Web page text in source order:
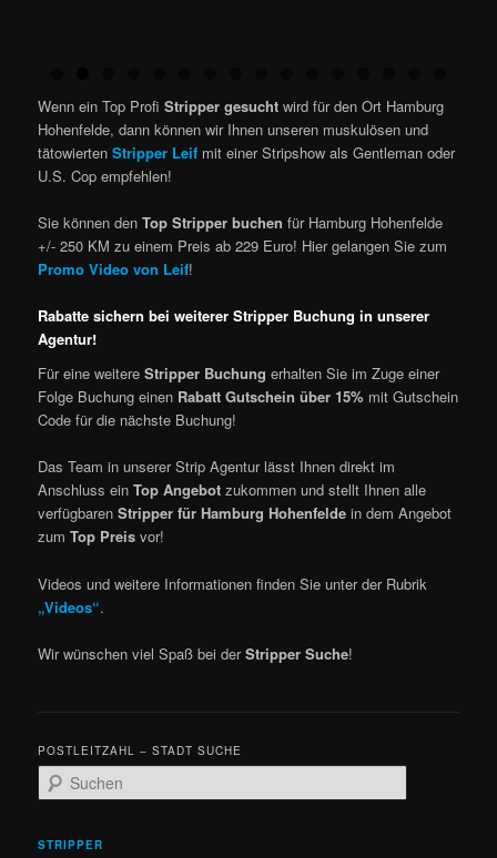
Wenn ein Top ProfiStripper gesucht wird für den Ort Hamburg
Hohenfelde, dann können wir Ihnen unseren muskulösen und
tätowiertenStripper Leif mit einer Stripshow als Gentleman oder
U.S. Cop empfehlen!
Sie können denTop Stripper buchen für Hamburg Hohenfelde
+/- 250 KM zu einem Preis ab 229 Euro! Hier gelangen Sie zum
Promo Video von Leif!
Rabatte sichern bei weiterer Stripper Buchung in unserer
Agentur!
Für eine weitereStripper Buchung erhalten Sie im Zuge einer
Folge Buchung einen Rabatt Gutschein über 15% mit Gutschein
Code für die nächste Buchung!
Das Team in unserer Strip Agentur lässt Ihnen direkt im
Anschluss einTop Angebot zukommen und stellt Ihnen alle
verfügbarenStripper für Hamburg Hohenfelde in dem Angebot
zumTop Preis vor!
Videos und weitere Informationen finden Sie unter der Rubrik
„Videos“.
Wir wünschen viel Spaß bei derStripper Suche!
POSTLEITZAHL – STADT SUCHE
Suchen
STRIPPER